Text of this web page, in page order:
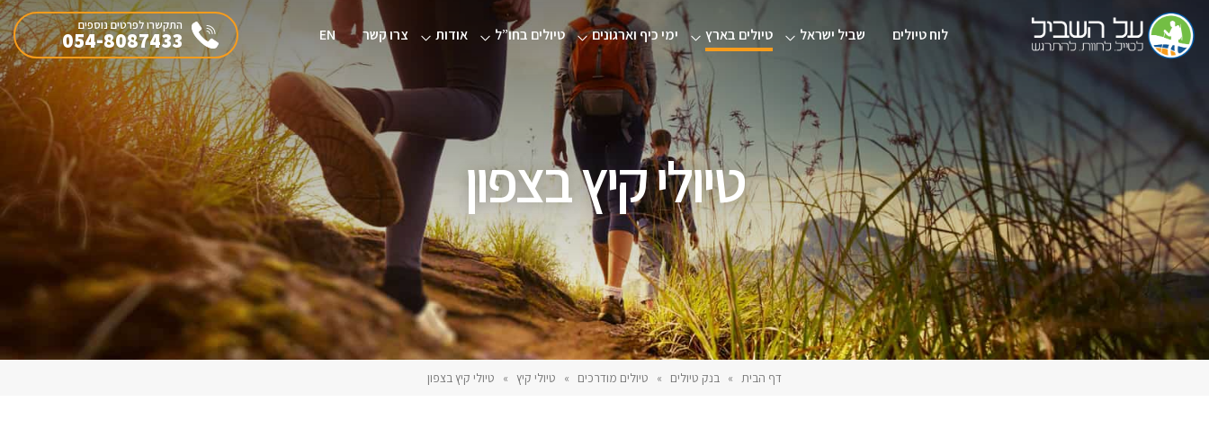
לוח טיולים שביל ישראל טיולים בארץ ימי כיף וארגונים טיולים בחו”ל אודות צרו קשר EN
התקשרו לפרטים נוספים
054-8087433
טיולי קיץ בצפון
דף הבית » בנק טיולים » טיולים מודרכים » טיולי קיץ » טיולי קיץ בצפון